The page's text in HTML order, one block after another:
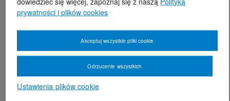
prywatności i plików cookies
Ustawienia plików cookie
Odrzucenie wszystkich
Akceptuj wszystkie pliki cookie